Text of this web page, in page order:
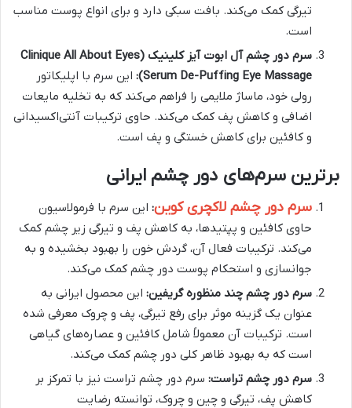
تیرگی کمک می‌کند. بافت سبکی دارد و برای انواع پوست مناسب
است.
سرم دور چشم آل ابوت آیز کلینیک (Clinique All About Eyes
Serum De-Puffing Eye Massage):
این سرم با اپلیکاتور
رولی خود، ماساژ ملایمی را فراهم می‌کند که به تخلیه مایعات
اضافی و کاهش پف کمک می‌کند. حاوی ترکیبات آنتی‌اکسیدانی
و کافئین برای کاهش خستگی و پف است.
برترین سرم‌های دور چشم ایرانی
سرم دور چشم لاکچری کوین: این سرم با فرمولاسیون
حاوی کافئین و پپتیدها، به کاهش پف و تیرگی زیر چشم کمک
می‌کند. ترکیبات فعال آن، گردش خون را بهبود بخشیده و به
جوانسازی و استحکام پوست دور چشم کمک می‌کند.
سرم دور چشم چند منظوره گریفین: این محصول ایرانی به
عنوان یک گزینه موثر برای رفع تیرگی، پف و چروک معرفی شده
است. ترکیبات آن معمولاً شامل کافئین و عصاره‌های گیاهی
است که به بهبود ظاهر کلی دور چشم کمک می‌کند.
سرم دور چشم تراست: سرم دور چشم تراست نیز با تمرکز بر
کاهش پف، تیرگی و چین و چروک، توانسته رضایت